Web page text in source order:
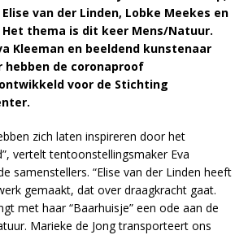
van der Linden, Lobke Meekes en
Het thema is dit keer Mens/Natuur.
Kleeman en beeldend kunstenaar
hebben de coronaproof
voor de Stichting
zich laten inspireren door het
vertelt tentoonstellingsmaker Eva
samenstellers. “Elise van der Linden heeft
gemaakt, dat over draagkracht gaat.
met haar “Baarhuisje” een ode aan de
Marieke de Jong transporteert ons